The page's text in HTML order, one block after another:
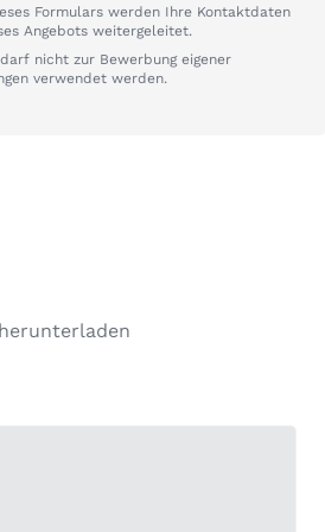
Formulars werden Ihre Kontaktdaten
Angebots weitergeleitet.
nicht zur Bewerbung eigener
verwendet werden.